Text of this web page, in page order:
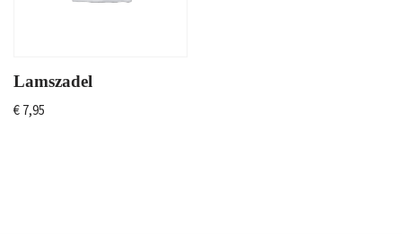
Lamszadel
€ 7,95